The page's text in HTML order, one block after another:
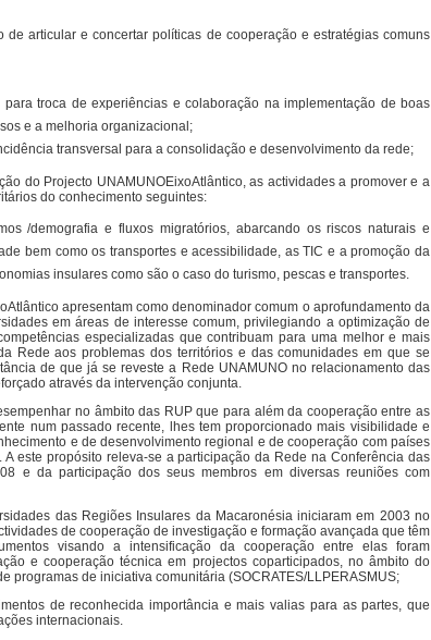
articular e concertar políticas de cooperação e estratégias comuns
troca de experiências e colaboração na implementação de boas
e a melhoria organizacional;
transversal para a consolidação e desenvolvimento da rede;
do Projecto UNAMUNOEixoAtlântico, as actividades a promover e a
do conhecimento seguintes:
/demografia e fluxos migratórios, abarcando os riscos naturais e
bem como os transportes e acessibilidade, as TIC e a promoção da
insulares como são o caso do turismo, pescas e transportes.
apresentam como denominador comum o aprofundamento da
em áreas de interesse comum, privilegiando a optimização de
especializadas que contribuam para uma melhor e mais
Rede aos problemas dos territórios e das comunidades em que se
de que já se reveste a Rede UNAMUNO no relacionamento das
através da intervenção conjunta.
no âmbito das RUP que para além da cooperação entre as
num passado recente, lhes tem proporcionado mais visibilidade e
e de desenvolvimento regional e de cooperação com países
este propósito releva-se a participação da Rede na Conferência das
e da participação dos seus membros em diversas reuniões com
das Regiões Insulares da Macaronésia iniciaram em 2003 no
de cooperação de investigação e formação avançada que têm
visando a intensificação da cooperação entre elas foram
e cooperação técnica em projectos coparticipados, no âmbito do
programas de iniciativa comunitária (SOCRATES/LLPERASMUS;
de reconhecida importância e mais valias para as partes, que
internacionais.